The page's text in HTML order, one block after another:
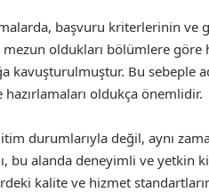
başvuru kriterlerinin ve
oldukları bölümlere
kavuşturulmuştur. Bu sebeple
oldukça önemlidir.
durumlarıyla değil, aynı
bu alanda deneyimli ve
kalite ve hizmet